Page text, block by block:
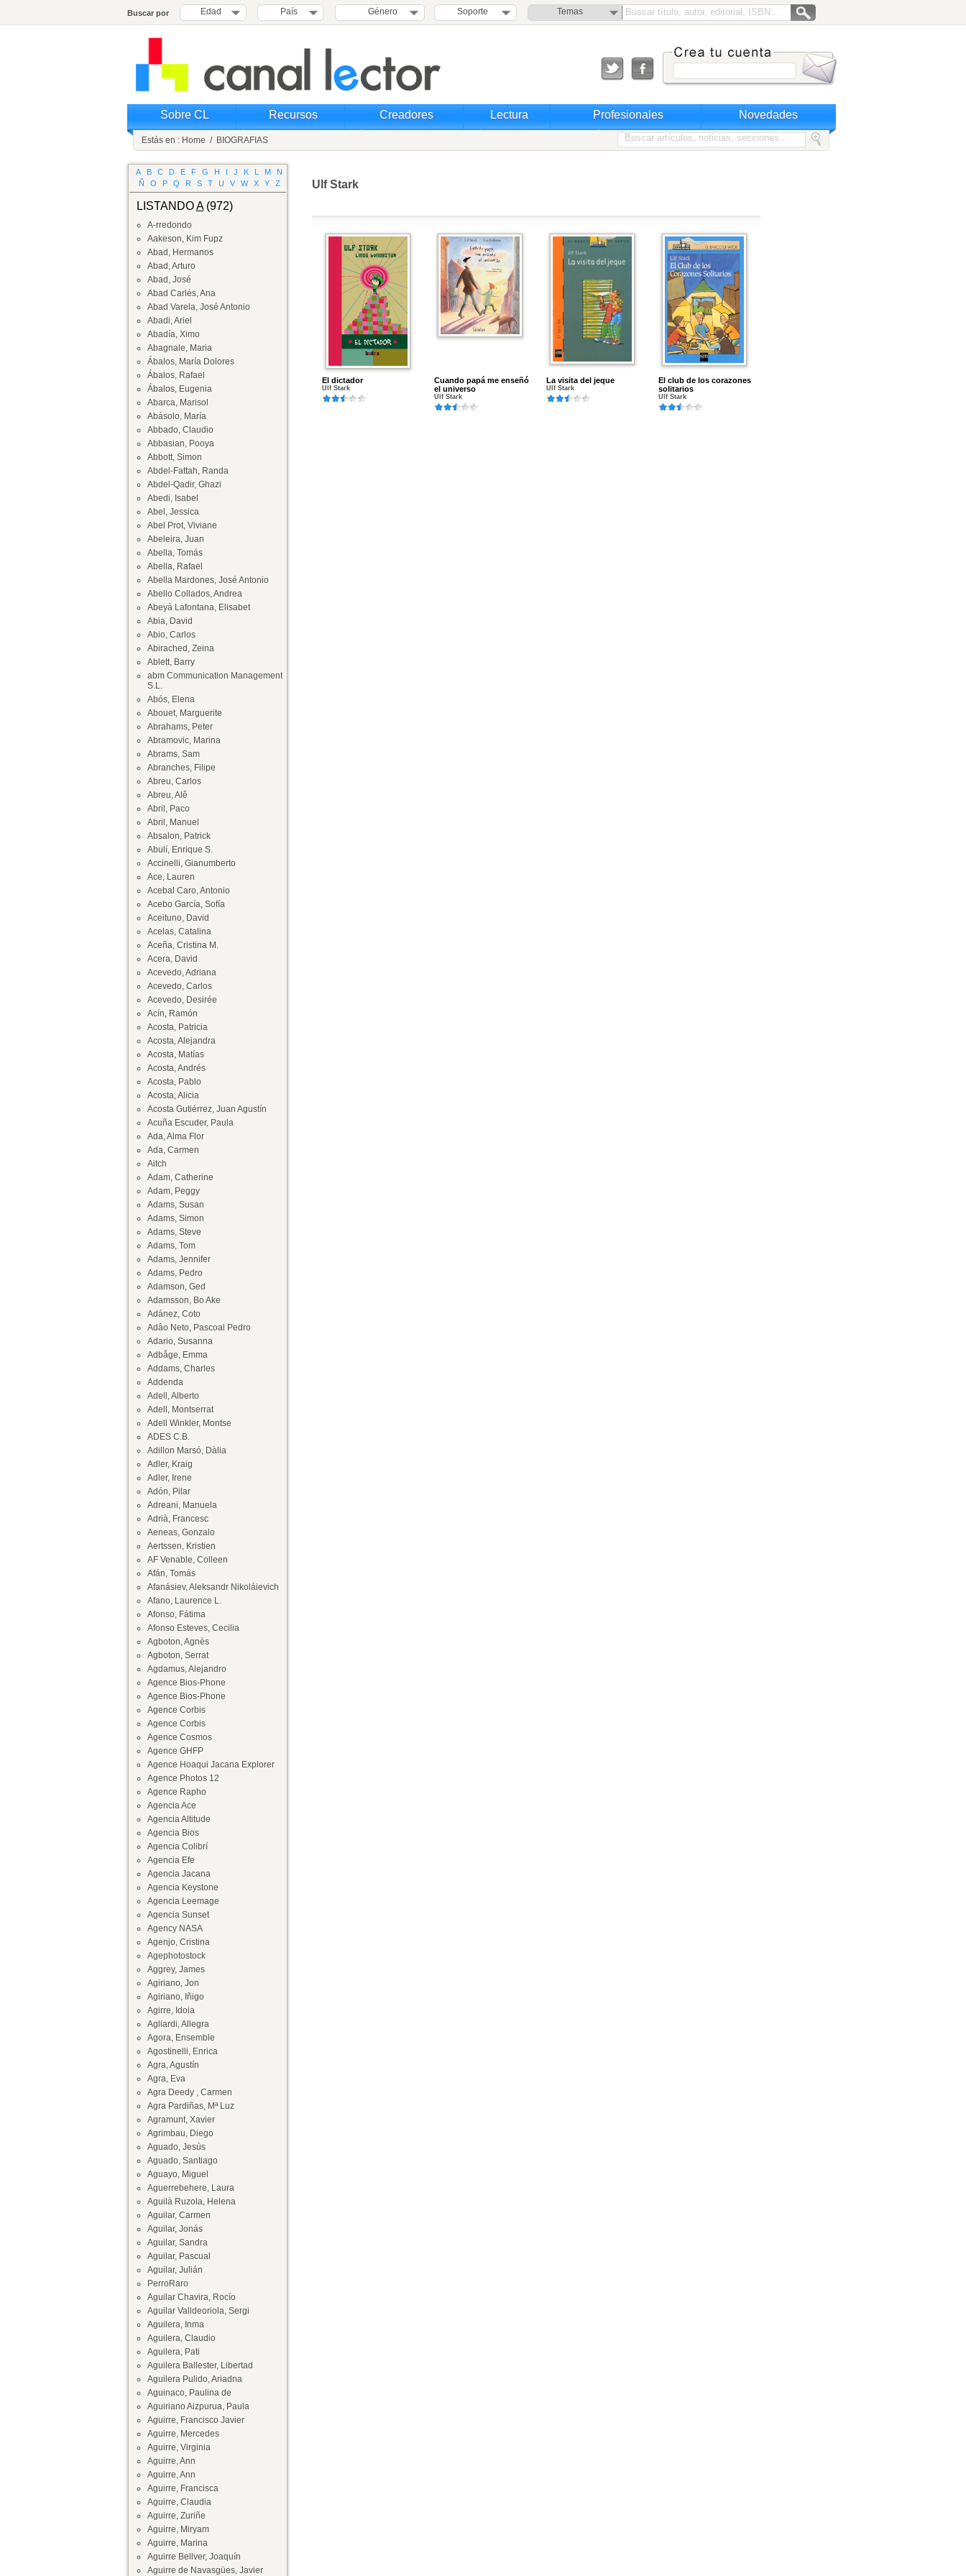
Buscar por Edad País Género Soporte Temas
Sobre CL Recursos Creadores Lectura Profesionales Novedades
Estás en : Home / BIOGRAFIAS
A B C D E F G H I J K L M
N
Ñ
O P Q R S T U V W X Y Z
LISTANDOA(972)
A-rredondo
Aakeson, Kim Fupz
Abad, Hermanos
Abad, Arturo
Abad, José
Abad Carlés, Ana
Abad Varela, José Antonio
Abadi, Ariel
Abadía, Ximo
Abagnale, Maria
Ábalos, María Dolores
Ábalos, Rafael
Ábalos, Eugenia
Abarca, Marisol
Abásolo, María
Abbado, Claudio
Abbasian, Pooya
Abbott, Simon
Abdel-Fattah, Randa
Abdel-Qadir, Ghazi
Abedi, Isabel
Abel, Jessica
Abel Prot, Viviane
Abeleira, Juan
Abella, Tomás
Abella, Rafael
Abella Mardones, José Antonio
Abello Collados, Andrea
Abeyà Lafontana, Elisabet
Abia, David
Abio, Carlos
Abirached, Zeina
Ablett, Barry
abm Communication Management
S.L.
Abós, Elena
Abouet, Marguerite
Abrahams, Peter
Abramovic, Marina
Abrams, Sam
Abranches, Filipe
Abreu, Carlos
Abreu, Alê
Abril, Paco
Abril, Manuel
Absalon, Patrick
Abulí, Enrique S.
Accinelli, Gianumberto
Ace, Lauren
Acebal Caro, Antonio
Acebo García, Sofía
Aceituno, David
Acelas, Catalina
Aceña, Cristina M.
Acera, David
Acevedo, Adriana
Acevedo, Carlos
Acevedo, Desirée
Acín, Ramón
Acosta, Patricia
Acosta, Alejandra
Acosta, Matías
Acosta, Andrés
Acosta, Pablo
Acosta, Alicia
Acosta Gutiérrez, Juan Agustín
Acuña Escuder, Paula
Ada, Alma Flor
Ada, Carmen
Aitch
Adam, Catherine
Adam, Peggy
Adams, Susan
Adams, Simon
Adams, Steve
Adams, Tom
Adams, Jennifer
Adams, Pedro
Adamson, Ged
Adamsson, Bo Ake
Adánez, Coto
Adâo Neto, Pascoal Pedro
Adario, Susanna
Adbåge, Emma
Addams, Charles
Addenda
Adell, Alberto
Adell, Montserrat
Adell Winkler, Montse
ADES C.B.
Adillon Marsó, Dàlia
Adler, Kraig
Adler, Irene
Adón, Pilar
Adreani, Manuela
Adrià, Francesc
Aeneas, Gonzalo
Aertssen, Kristien
AF Venable, Colleen
Afán, Tomás
Afanásiev, Aleksandr Nikoláievich
Afano, Laurence L.
Afonso, Fátima
Afonso Esteves, Cecilia
Agboton, Agnès
Agboton, Serrat
Agdamus, Alejandro
Agence Bios-Phone
Agence Bios-Phone
Agence Corbis
Agence Corbis
Agence Cosmos
Agence GHFP
Agence Hoaqui Jacana Explorer
Agence Photos 12
Agence Rapho
Agencia Ace
Agencia Altitude
Agencia Bios
Agencia Colibrí
Agencia Efe
Agencia Jacana
Agencia Keystone
Agencia Leemage
Agencia Sunset
Agency NASA
Agenjo, Cristina
Agephotostock
Aggrey, James
Agiriano, Jon
Agiriano, Iñigo
Agirre, Idoia
Agliardi, Allegra
Agora, Ensemble
Agostinelli, Enrica
Agra, Agustín
Agra, Eva
Agra Deedy , Carmen
Agra Pardiñas, Mª Luz
Agramunt, Xavier
Agrimbau, Diego
Aguado, Jesús
Aguado, Santiago
Aguayo, Miguel
Aguerrebehere, Laura
Aguilà Ruzola, Helena
Aguilar, Carmen
Aguilar, Jonás
Aguilar, Sandra
Aguilar, Pascual
Aguilar, Julián
PerroRaro
Aguilar Chavira, Rocío
Aguilar Valldeoriola, Sergi
Aguilera, Inma
Aguilera, Claudio
Aguilera, Pati
Aguilera Ballester, Libertad
Aguilera Pulido, Ariadna
Aguinaco, Paulina de
Aguiriano Aizpurua, Paula
Aguirre, Francisco Javier
Aguirre, Mercedes
Aguirre, Virginia
Aguirre, Ann
Aguirre, Ann
Aguirre, Francisca
Aguirre, Claudia
Aguirre, Zuriñe
Aguirre, Miryam
Aguirre, Marina
Aguirre Bellver, Joaquín
Aguirre de Navasgües, Javier
Ulf Stark
El dictador
Ulf Stark
Cuando papá me enseñó
el universo
Ulf Stark
La visita del jeque
Ulf Stark
El club de los corazones
solitarios
Ulf Stark